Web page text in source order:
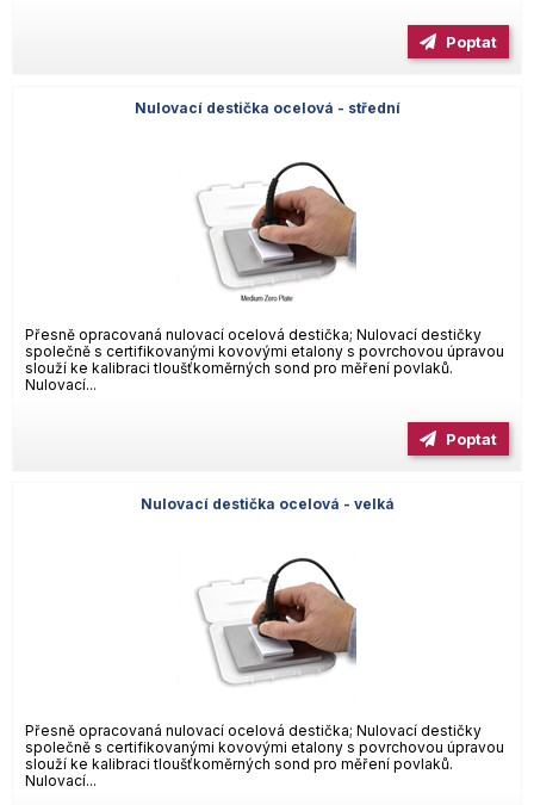
Poptat
Nulovací destička ocelová - střední
Přesně opracovaná nulovací ocelová destička; Nulovací destičky
společně s certifikovanými kovovými etalony s povrchovou úpravou
slouží ke kalibraci tloušťkoměrných sond pro měření povlaků.
Nulovací...
Poptat
Nulovací destička ocelová - velká
Přesně opracovaná nulovací ocelová destička; Nulovací destičky
společně s certifikovanými kovovými etalony s povrchovou úpravou
slouží ke kalibraci tloušťkoměrných sond pro měření povlaků.
Nulovací...